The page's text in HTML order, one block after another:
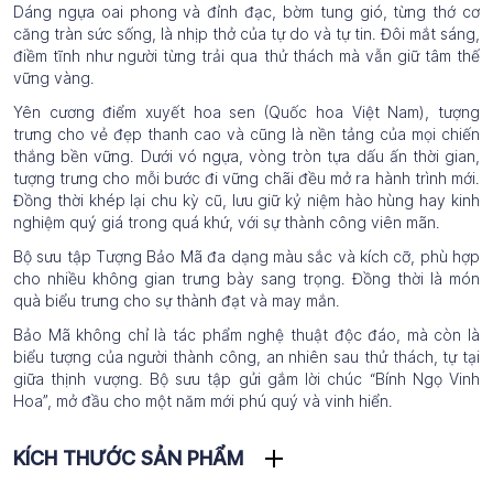
Dáng ngựa oai phong và đỉnh đạc, bờm tung gió, từng thớ cơ
căng tràn sức sống, là nhịp thở của tự do và tự tin. Đôi mắt sáng,
điềm tĩnh như người từng trải qua thử thách mà vẫn giữ tâm thế
vững vàng.
Yên cương điểm xuyết hoa sen (Quốc hoa Việt Nam), tượng
trưng cho vẻ đẹp thanh cao và cũng là nền tảng của mọi chiến
thắng bền vững. Dưới vó ngựa, vòng tròn tựa dấu ấn thời gian,
tượng trưng cho mỗi bước đi vững chãi đều mở ra hành trình mới.
Đồng thời khép lại chu kỳ cũ, lưu giữ kỷ niệm hào hùng hay kinh
nghiệm quý giá trong quá khứ, với sự thành công viên mãn.
Bộ sưu tập Tượng Bảo Mã đa dạng màu sắc và kích cỡ, phù hợp
cho nhiều không gian trưng bày sang trọng. Đồng thời là món
quà biểu trưng cho sự thành đạt và may mắn.
Bảo Mã không chỉ là tác phẩm nghệ thuật độc đáo, mà còn là
biểu tượng của người thành công, an nhiên sau thử thách, tự tại
giữa thịnh vượng. Bộ sưu tập gửi gắm lời chúc “Bính Ngọ Vinh
Hoa”, mở đầu cho một năm mới phú quý và vinh hiển.
KÍCH THƯỚC SẢN PHẨM